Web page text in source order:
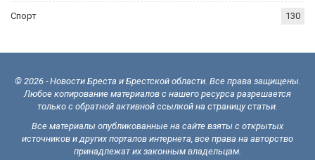
Спорт 130
© 2026 - Новости Бреста и Брестской области. Все права защищены.
Любое копирование материалов с нашего ресурса разрешается
только с обратной активной ссылкой на страницу статьи.
Все материалы опубликованные на сайте взяты с открытых
источников и других порталов интернета, все права на авторство
принадлежат их законным владельцам.